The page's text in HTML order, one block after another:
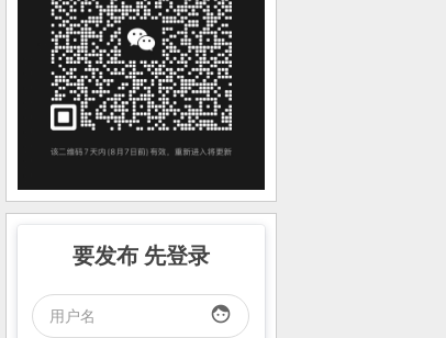
要发布 先登录
face